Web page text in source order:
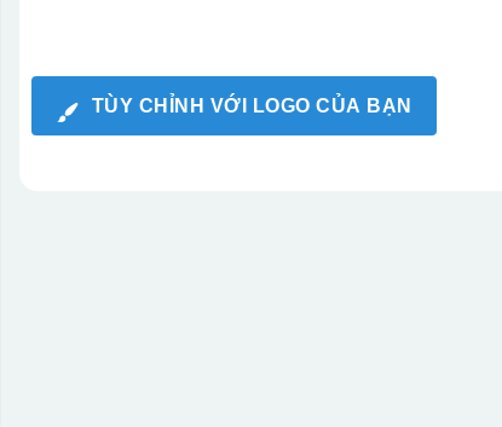
TÙY CHỈNH VỚI LOGO CỦA BẠN